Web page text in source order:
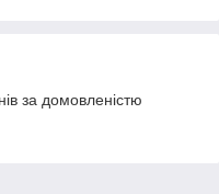
за домовленістю